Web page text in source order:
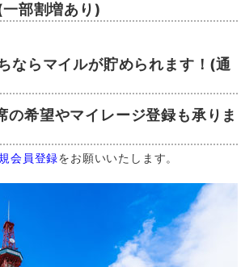
部割増あり)
ならマイルが貯められます！(通
希望やマイレージ登録も承りま
会員登録をお願いいたします。